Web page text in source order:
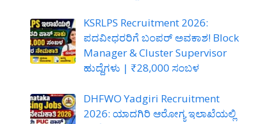
KSRLPS Recruitment 2026:
ಪದವೀಧರರಿಗೆ ಬಂಪರ್ ಅವಕಾಶ! Block
Manager & Cluster Supervisor
ಹುದ್ದೆಗಳು | ₹28,000 ಸಂಬಳ
DHFWO Yadgiri Recruitment
2026: ಯಾದಗಿರಿ ಆರೋಗ್ಯ ಇಲಾಖೆಯಲ್ಲಿ